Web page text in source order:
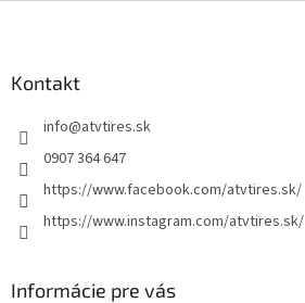
Kontakt
info@atvtires.sk
0907 364 647
https://www.facebook.com/atvtires.sk/
https://www.instagram.com/atvtires.sk/
Informácie pre vás